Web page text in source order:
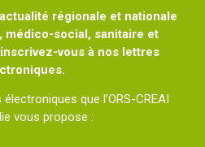
régionale et nationale
médico-social, sanitaire et
vous à nos lettres
que l’ORS-CREAI
vous propose :